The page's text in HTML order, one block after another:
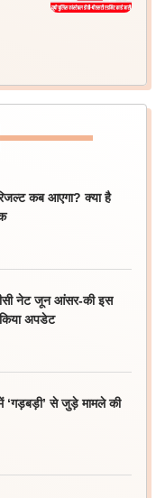
कब आएगा? क्या है
नेट जून आंसर-की इस
अपडेट
से जुड़े मामले की